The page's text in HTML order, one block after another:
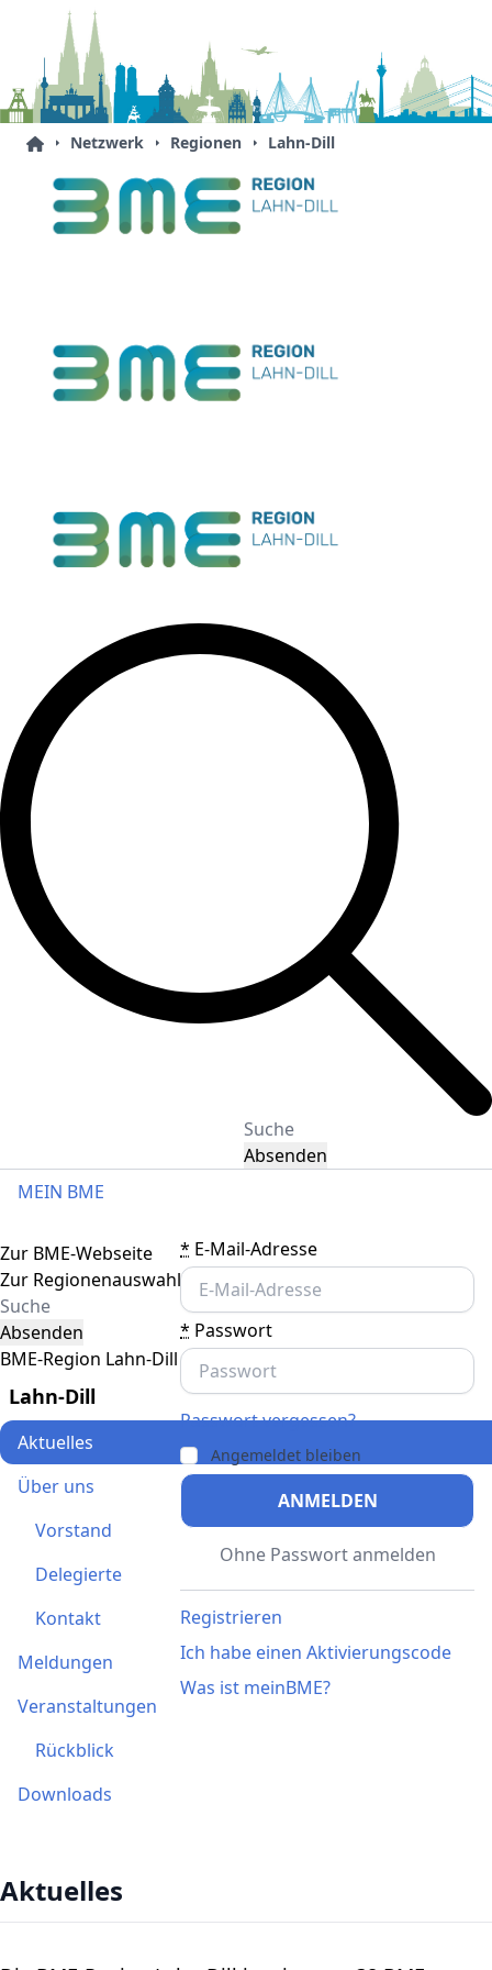
Netzwerk Regionen Lahn-Dill
Absenden
MEIN BME
* E-Mail-Adresse
* Passwort
Passwort vergessen?
Angemeldet bleiben
ANMELDEN
Ohne Passwort anmelden
Registrieren
Ich habe einen Aktivierungscode
Was ist meinBME?
Toggle navigation
Zur BME-Webseite
Zur Regionenauswahl
Absenden
BME-Region Lahn-Dill
Lahn-Dill
Aktuelles
Über uns
Vorstand
Delegierte
Kontakt
Meldungen
Veranstaltungen
Rückblick
Downloads
Aktuelles